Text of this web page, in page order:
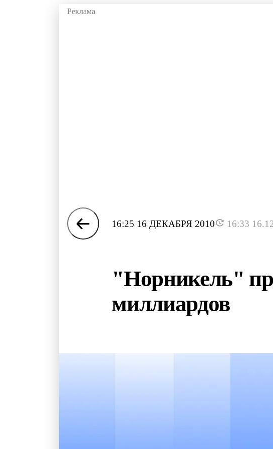
16:25 16 ДЕКАБРЯ 2010 16:33
"Норникель"
миллиардов